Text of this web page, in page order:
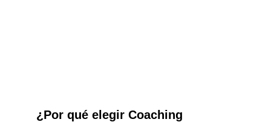
¿Por qué elegir Coaching